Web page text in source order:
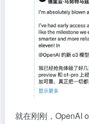
就在刚刚，OpenAI